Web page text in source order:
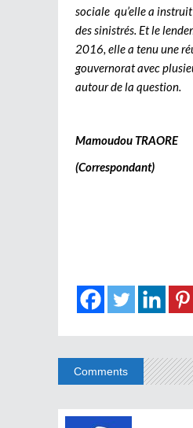
sociale qu’elle a
des sinistrés. Et le
2016, elle a tenu une
gouvernorat avec
autour de la question.
Mamoudou TRAORE
(Correspondant)
Comments